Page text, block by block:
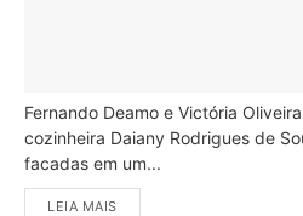
Fernando Deamo e Victória
cozinheira Daiany Rodrigues de
facadas em um...
LEIA MAIS